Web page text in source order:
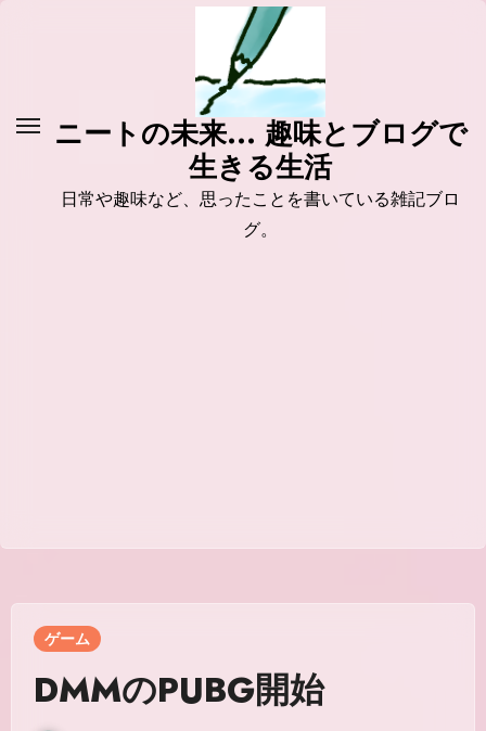
ニートの未来... 趣味とブログで
生きる生活
日常や趣味など、思ったことを書いている雑記ブロ
グ。
ゲーム
DMMのPUBG開始